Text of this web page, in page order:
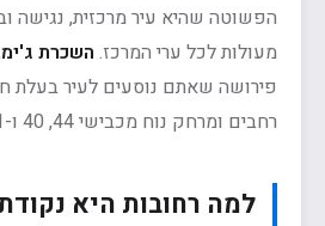
הפשוטה שהיא עיר מרכזית, נגישה
מעולות לכל ערי המרכז. השכרת
פירושה שאתם נוסעים לעיר בעלת
רחבים ומרחק נוח מכבישי 44, 40 ו-431.
למה רחובות היא